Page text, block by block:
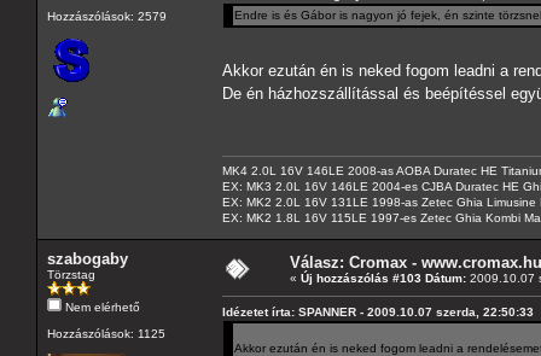
Hozzászólások: 2579
Endre is és Gábor is nagyon jó fejek, én szinte
Akkor ezután én is neked fogom leadni a
De én házhozszállítással és beépítéssel
MK4 2.0L 16V 146LE 2008-as AOBA Duratec HE
EX: MK3 2.0L 16V 146LE 2004-es CJBA Duratec HE
EX: MK2 2.0L 16V 131LE 1998-as Zetec Ghia Limusine
EX: MK2 1.8L 16V 115LE 1997-es Zetec Ghia Kombi
szabogaby
Törzstag
Nem elérhető
Hozzászólások: 1125
Válasz: Cromax - www.cromax.hu
« Új hozzászólás #103 Dátum: 2009.10.07
Idézetet írta: SPANNER - 2009.10.07 szerda, 22:50:33
Akkor ezután én is neked fogom leadni a